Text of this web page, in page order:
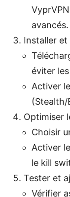
avancés.
Installer et
éviter
Activer
(Stealth/
Optimiser
Choisir
Activer
le kill
Tester et
Vérifier